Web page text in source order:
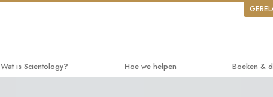
Wat is Scientology? Hoe we helpen Boeken &